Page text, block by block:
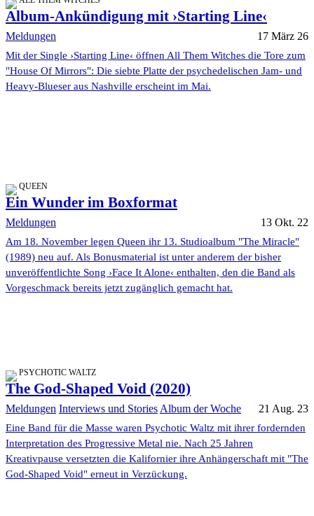
Album-Ankündigung mit ›Starting Line‹
Meldungen 17 März 26
Mit der Single ›Starting Line‹ öffnen All Them Witches die Tore zum
"House Of Mirrors": Die siebte Platte der psychedelischen Jam- und
Heavy-Blueser aus Nashville erscheint im Mai.
QUEEN
Ein Wunder im Boxformat
Meldungen 13 Okt. 22
Am 18. November legen Queen ihr 13. Studioalbum "The Miracle"
(1989) neu auf. Als Bonusmaterial ist unter anderem der bisher
unveröffentlichte Song ›Face It Alone‹ enthalten, den die Band als
Vorgeschmack bereits jetzt zugänglich gemacht hat.
PSYCHOTIC WALTZ
The God-Shaped Void (2020)
Meldungen Interviews und StoriesAlbum der Woche 21 Aug. 23
Eine Band für die Masse waren Psychotic Waltz mit ihrer fordernden
Interpretation des Progressive Metal nie. Nach 25 Jahren
Kreativpause versetzten die Kalifornier ihre Anhängerschaft mit "The
God-Shaped Void" erneut in Verzückung.